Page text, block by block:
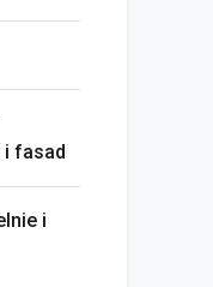
fasad
i